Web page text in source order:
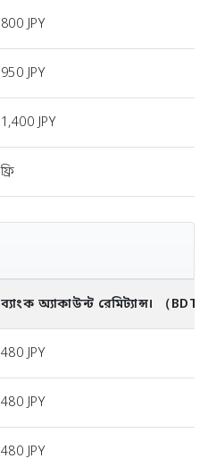
800 JPY
950 JPY
1,400 JPY
ফ্রি
ব্যাংক অ্যাকাউন্ট রেমিট্যান্স। （BDT
480 JPY
480 JPY
480 JPY